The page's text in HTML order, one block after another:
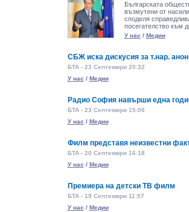
Българската
възмутени от
споделя
посегателство към
У нас / Медии
СБЖ иска дискусия за т.нар.
БТА - 23 Септември 20:32
У нас / Медии
Радио София навърши една
БТА - 23 Септември 15:06
У нас / Медии
Филм представя неизвестни
БТА - 20 Септември 16:18
У нас / Медии
Премиера на детски ТВ филм
БТА - 19 Септември 11:57
У нас / Медии